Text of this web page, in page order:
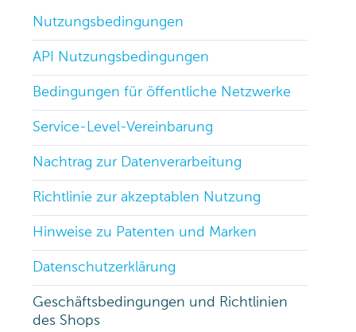
Nutzungsbedingungen
API Nutzungsbedingungen
Bedingungen für öffentliche Netzwerke
Service-Level-Vereinbarung
Nachtrag zur Datenverarbeitung
Richtlinie zur akzeptablen Nutzung
Hinweise zu Patenten und Marken
Datenschutzerklärung
Geschäftsbedingungen und Richtlinien
des Shops